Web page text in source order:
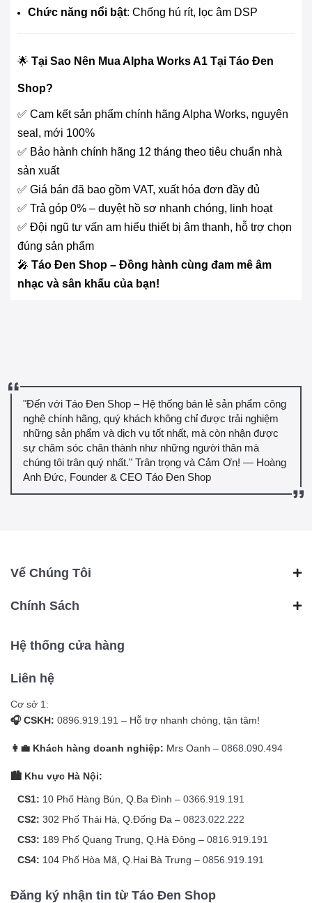
Chức năng nổi bật: Chống hú rít, lọc âm DSP
🌟 Tại Sao Nên Mua Alpha Works A1 Tại Táo Đen
Shop?
✅ Cam kết sản phẩm chính hãng Alpha Works, nguyên
seal, mới 100%
✅ Bảo hành chính hãng 12 tháng theo tiêu chuẩn nhà
sản xuất
✅ Giá bán đã bao gồm VAT, xuất hóa đơn đầy đủ
✅ Trả góp 0% – duyệt hồ sơ nhanh chóng, linh hoạt
✅ Đội ngũ tư vấn am hiểu thiết bị âm thanh, hỗ trợ chọn
đúng sản phẩm
🎤 Táo Đen Shop – Đồng hành cùng đam mê âm
nhạc và sân khấu của bạn!
"Đến với Táo Đen Shop – Hệ thống bán lẻ sản phẩm công
nghệ chính hãng, quý khách không chỉ được trải nghiệm
những sản phẩm và dịch vụ tốt nhất, mà còn nhận được
sự chăm sóc chân thành như những người thân mà
chúng tôi trân quý nhất." Trân trọng và Cảm Ơn! — Hoàng
Anh Đức, Founder & CEO Táo Đen Shop
Vể Chúng Tôi
Chính Sách
Hệ thống cửa hàng
Liên hệ
Cơ sở 1:
🎧 CSKH: 0896.919.191 – Hỗ trợ nhanh chóng, tận tâm!
👩‍💼 Khách hàng doanh nghiệp: Mrs Oanh – 0868.090.494
🏙️ Khu vực Hà Nội:
CS1: 10 Phố Hàng Bún, Q.Ba Đình – 0366.919.191
CS2: 302 Phố Thái Hà, Q.Đống Đa – 0823.022.222
CS3: 189 Phố Quang Trung, Q.Hà Đông – 0816.919.191
CS4: 104 Phố Hòa Mã, Q.Hai Bà Trưng – 0856.919.191
Đăng ký nhận tin từ Táo Đen Shop